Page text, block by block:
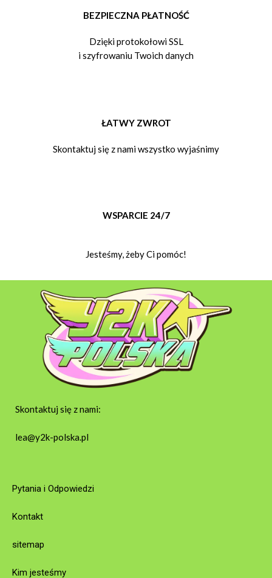
BEZPIECZNA PŁATNOŚĆ
Dzięki protokołowi SSL
i szyfrowaniu Twoich danych
ŁATWY ZWROT
Skontaktuj się z nami wszystko wyjaśnimy
WSPARCIE 24/7
Jesteśmy, żeby Ci pomóc!
Skontaktuj się z nami:
lea@y2k-polska.pl
Pytania i Odpowiedzi
Kontakt
sitemap
Kim jesteśmy